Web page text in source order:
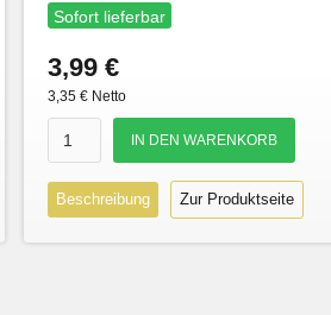
Sofort lieferbar
3,99 €
3,35 € Netto
Beschreibung Zur Produktseite